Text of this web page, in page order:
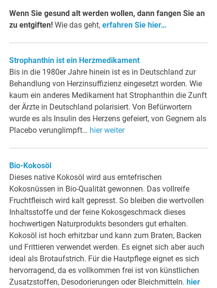
Wenn Sie gesund alt werden wollen, dann fangen Sie an
zu entgiften!Wie das geht,erfahren Sie hier…
Strophanthin ist ein Herzmedikament
Bis in die 1980er Jahre hinein ist es in Deutschland zur
Behandlung von Herzinsuffizienz eingesetzt worden. Wie
kaum ein anderes Medikament hat Strophanthin die Zunft
der Ärzte in Deutschland polarisiert. Von Befürwortern
wurde es als Insulin des Herzens gefeiert, von Gegnern als
Placebo verunglimpft… hier weiter
Bio-Kokosöl
Dieses native Kokosöl wird aus erntefrischen
Kokosnüssen in Bio-Qualität gewonnen. Das vollreife
Fruchtfleisch wird kalt gepresst. So bleiben die wertvollen
Inhaltsstoffe und der feine Kokosgeschmack dieses
hochwertigen Naturprodukts besonders gut erhalten.
Kokosöl ist hoch erhitzbar und kann zum Braten, Backen
und Frittieren verwendet werden. Es eignet sich aber auch
ideal als Brotaufstrich. Für die Hautpflege eignet es sich
hervorragend, da es vollkommen frei ist von künstlichen
Zusatzstoffen, Desodorierungen oder Bleichmitteln.hier